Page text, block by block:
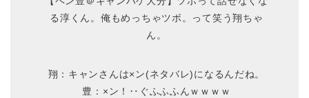
る淳くん。俺もめっちゃツボ。って笑う翔ちゃ
ん。
翔：キャンさんは×ン(ネタバレ)になるんだね。
豊：×ン！‥ぐふふふんｗｗｗｗ